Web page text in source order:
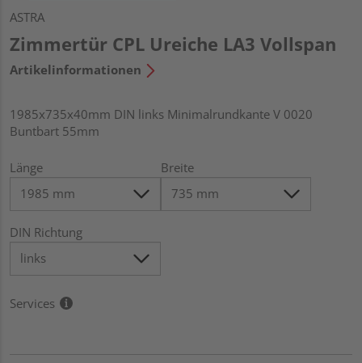
ASTRA
Zimmertür CPL Ureiche LA3 Vollspan
Artikelinformationen
1985x735x40mm DIN links Minimalrundkante V 0020
Buntbart 55mm
Länge Breite
DIN Richtung
Services